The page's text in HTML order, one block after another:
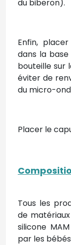
du biberon).
Enfin,
dans la
bouteille sur
éviter de
du micro-
Placer le
Tous les
de
silicone
par les